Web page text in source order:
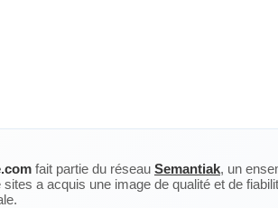
fait partie du réseau Semantiak, un
a acquis une image de qualité et de